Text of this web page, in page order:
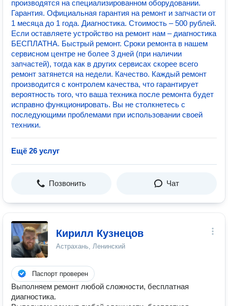
производятся на специализированном оборудовании.
Гарантия. Официальная гарантия на ремонт и запчасти от
1 месяца до 1 года. Диагностика. Стоимость – 500 рублей.
Если оставляете устройство на ремонт нам – диагностика
БЕСПЛАТНА. Быстрый ремонт. Сроки ремонта в нашем
сервисном центре не более 3 дней (при наличии
запчастей), тогда как в других сервисах скорее всего
ремонт затянется на недели. Качество. Каждый ремонт
производится с контролем качества, что гарантирует
вероятность того, что ваша техника после ремонта будет
исправно функционировать. Вы не столкнетесь с
последующими проблемами при использовании своей
техники.
Ещё 26 услуг
Позвонить Чат
Кирилл Кузнецов
Астрахань, Ленинский
Паспорт проверен
Выполняем ремонт любой сложности, бесплатная
диагностика.